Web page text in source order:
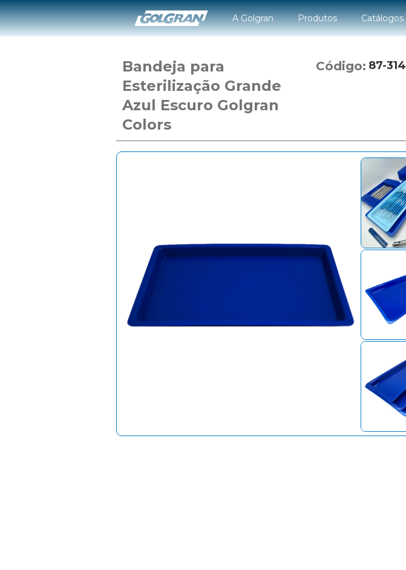
A Golgran Produtos Catálogos
Bandeja para
Esterilização Grande
Azul Escuro Golgran
Colors
Código: 87-314